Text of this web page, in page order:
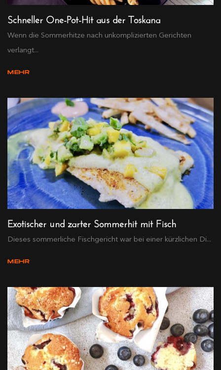
Schneller One-Pot-Hit aus der Toskana
Wenn die Sommerhitze nach unkomplizierten Gerichten
verlangt...
MEHR
Exotischer und zarter Sommerhit mit Fisch
Dieses sommerliche Fischgericht war bei einer kürzlichen Di...
MEHR